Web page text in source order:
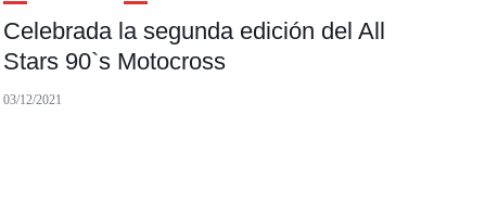
Celebrada la segunda edición del All
Stars 90`s Motocross
03/12/2021